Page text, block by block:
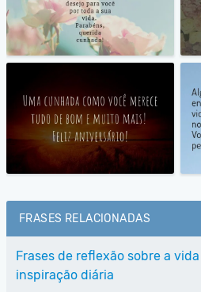
FRASES RELACIONADAS
Frases de reflexão sobre a
inspiração diária